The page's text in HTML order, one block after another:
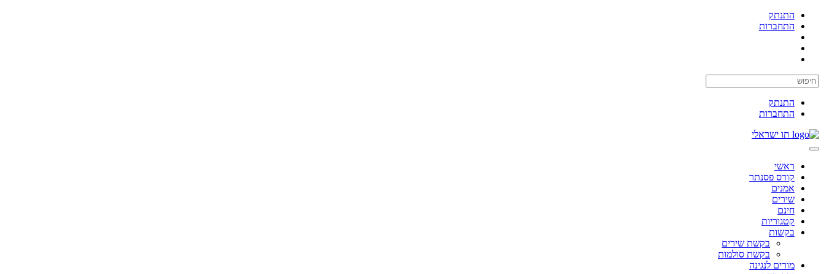
התנתק
התחברות
התנתק
התחברות
תו ישראלי
Toggle
navigation
ראשי
קורס פסנתר
אמנים
שירים
חינם
קטגוריות
בקשות
בקשת שירים
בקשת סולמות
מורים לנגינה